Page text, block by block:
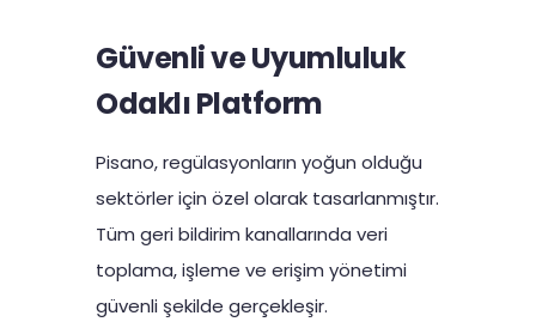
Güvenli ve Uyumluluk
Odaklı Platform
Pisano, regülasyonların yoğun olduğu
sektörler için özel olarak tasarlanmıştır.
Tüm geri bildirim kanallarında veri
toplama, işleme ve erişim yönetimi
güvenli şekilde gerçekleşir.